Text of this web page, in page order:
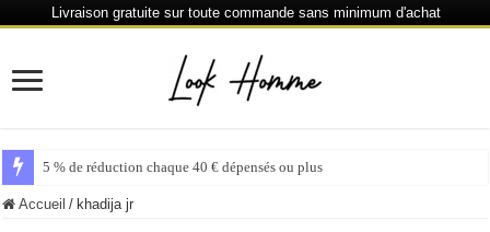
Livraison gratuite sur toute commande sans minimum d'achat
5 % de réduction chaque 40 € dépensés ou plus
Accueil / khadija jr